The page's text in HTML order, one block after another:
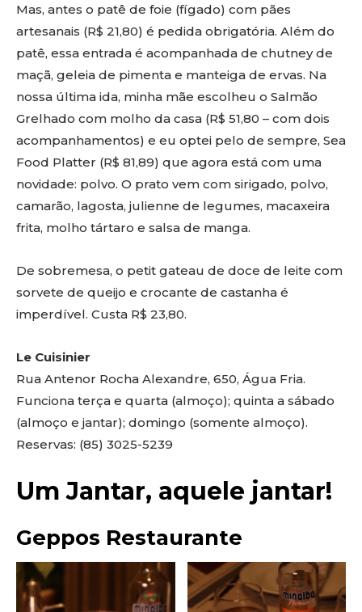
Mas, antes o patê de foie (fígado) com pães
artesanais (R$ 21,80) é pedida obrigatória. Além do
patê, essa entrada é acompanhada de chutney de
maçã, geleia de pimenta e manteiga de ervas. Na
nossa última ida, minha mãe escolheu o Salmão
Grelhado com molho da casa (R$ 51,80 – com dois
acompanhamentos) e eu optei pelo de sempre, Sea
Food Platter (R$ 81,89) que agora está com uma
novidade: polvo. O prato vem com sirigado, polvo,
camarão, lagosta, julienne de legumes, macaxeira
frita, molho tártaro e salsa de manga.
De sobremesa, o petit gateau de doce de leite com
sorvete de queijo e crocante de castanha é
imperdível. Custa R$ 23,80.
Le Cuisinier
Rua Antenor Rocha Alexandre, 650, Água Fria.
Funciona terça e quarta (almoço); quinta a sábado
(almoço e jantar); domingo (somente almoço).
Reservas: (85) 3025-5239
Um Jantar, aquele jantar!
Geppos Restaurante